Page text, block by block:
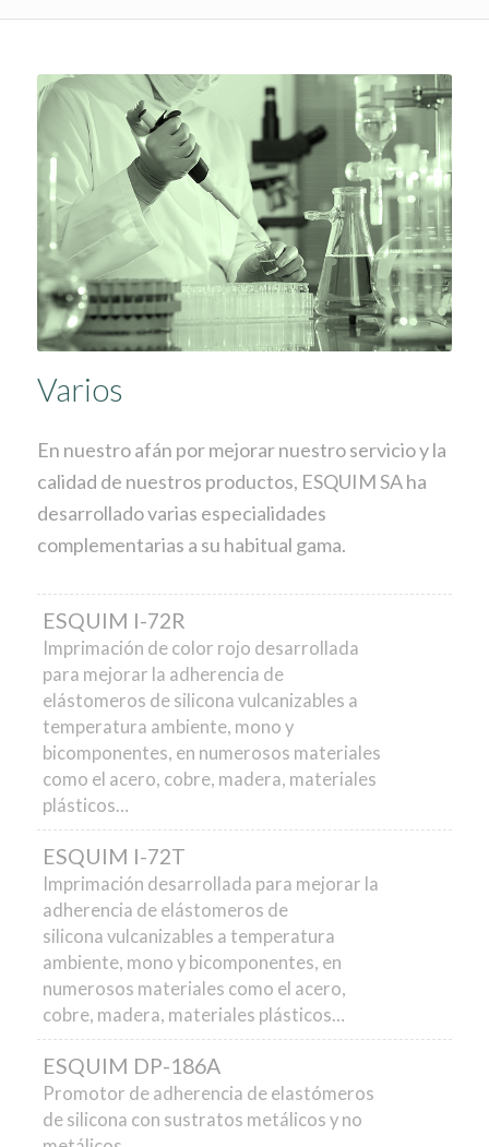
Varios
En nuestro afán por mejorar nuestro servicio y la
calidad de nuestros productos, ESQUIM SA ha
desarrollado varias especialidades
complementarias a su habitual gama.
ESQUIM I-72R
Imprimación de color rojo desarrollada
para mejorar la adherencia de
elástomeros de silicona vulcanizables a
temperatura ambiente, mono y
bicomponentes, en numerosos materiales
como el acero, cobre, madera, materiales
plásticos…
ESQUIM I-72T
Imprimación desarrollada para mejorar la
adherencia de elástomeros de
silicona vulcanizables a temperatura
ambiente, mono y bicomponentes, en
numerosos materiales como el acero,
cobre, madera, materiales plásticos…
ESQUIM DP-186A
Promotor de adherencia de elastómeros
de silicona con sustratos metálicos y no